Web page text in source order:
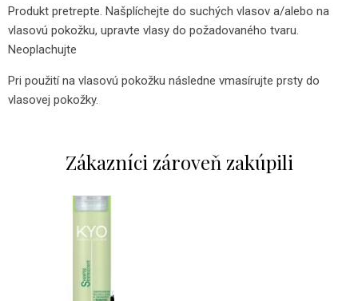
Produkt pretrepte. Našplíchejte do suchých vlasov a/alebo na
vlasovú pokožku, upravte vlasy do požadovaného tvaru.
Neoplachujte
Pri použití na vlasovú pokožku následne vmasírujte prsty do
vlasovej pokožky.
Zákazníci zároveň zakúpili